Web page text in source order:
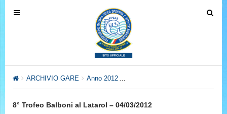
T
v
T
ARCHIVIO GARE Anno 2012
8° Trofeo Balboni al Latarol – 04/03/2012